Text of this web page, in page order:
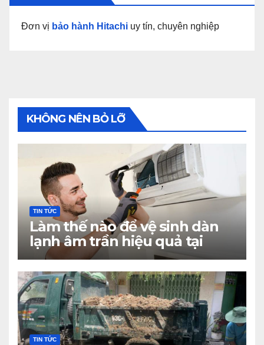
Đơn vị bảo hành Hitachi uy tín, chuyên nghiệp
KHÔNG NÊN BỎ LỠ
TIN TỨC
Làm thế nào để vệ sinh dàn
lạnh âm trần hiệu quả tại
nhà?
TIN TỨC